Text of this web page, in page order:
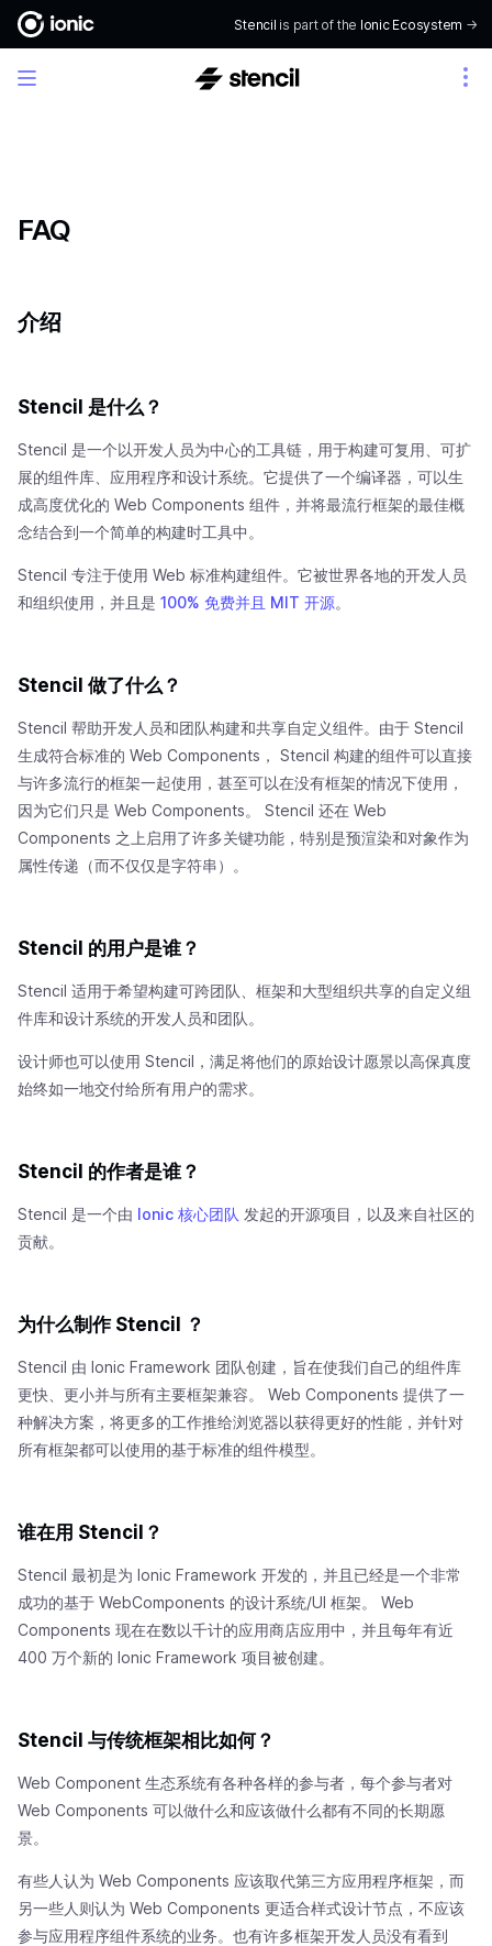
Stencil is part of the Ionic Ecosystem ->
FAQ
介绍
Stencil 是什么？
Stencil 是一个以开发人员为中心的工具链，用于构建可复用、可扩
展的组件库、应用程序和设计系统。它提供了一个编译器，可以生
成高度优化的 Web Components 组件，并将最流行框架的最佳概
念结合到一个简单的构建时工具中。
Stencil 专注于使用 Web 标准构建组件。它被世界各地的开发人员
和组织使用，并且是 100% 免费并且 MIT 开源。
Stencil 做了什么？
Stencil 帮助开发人员和团队构建和共享自定义组件。由于 Stencil
生成符合标准的 Web Components， Stencil 构建的组件可以直接
与许多流行的框架一起使用，甚至可以在没有框架的情况下使用，
因为它们只是 Web Components。 Stencil 还在 Web
Components 之上启用了许多关键功能，特别是预渲染和对象作为
属性传递（而不仅仅是字符串）。
Stencil 的用户是谁？
Stencil 适用于希望构建可跨团队、框架和大型组织共享的自定义组
件库和设计系统的开发人员和团队。
设计师也可以使用 Stencil，满足将他们的原始设计愿景以高保真度
始终如一地交付给所有用户的需求。
Stencil 的作者是谁？
Stencil 是一个由 Ionic 核心团队 发起的开源项目，以及来自社区的
贡献。
为什么制作 Stencil ？
Stencil 由 Ionic Framework 团队创建，旨在使我们自己的组件库
更快、更小并与所有主要框架兼容。 Web Components 提供了一
种解决方案，将更多的工作推给浏览器以获得更好的性能，并针对
所有框架都可以使用的基于标准的组件模型。
谁在用 Stencil？
Stencil 最初是为 Ionic Framework 开发的，并且已经是一个非常
成功的基于 WebComponents 的设计系统/UI 框架。 Web
Components 现在在数以千计的应用商店应用中，并且每年有近
400 万个新的 Ionic Framework 项目被创建。
Stencil 与传统框架相比如何？
Web Component 生态系统有各种各样的参与者，每个参与者对
Web Components 可以做什么和应该做什么都有不同的长期愿
景。
有些人认为 Web Components 应该取代第三方应用程序框架，而
另一些人则认为 Web Components 更适合样式设计节点，不应该
参与应用程序组件系统的业务。也有许多框架开发人员没有看到